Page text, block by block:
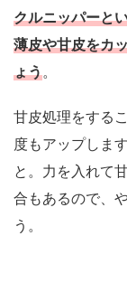
クルニッパーと
薄皮や甘皮をカ
ょう。
甘皮処理をする
度もアップしま
と。力を入れて
合もあるので、
う。